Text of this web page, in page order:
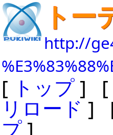
トー
http://
[ トップ ]
リロード ]
プ ]